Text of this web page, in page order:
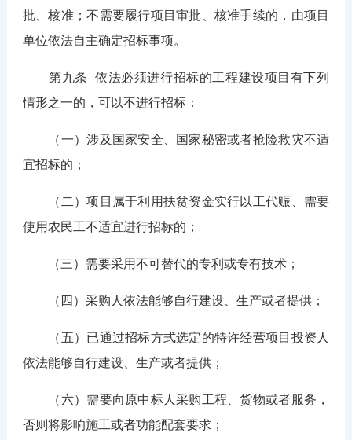
批、核准；不需要履行项目审批、核准手续的，由项目
单位依法自主确定招标事项。
第九条依法必须进行招标的工程建设项目有下列
情形之一的，可以不进行招标：
（一）涉及国家安全、国家秘密或者抢险救灾不适
宜招标的；
（二）项目属于利用扶贫资金实行以工代赈、需要
使用农民工不适宜进行招标的；
（三）需要采用不可替代的专利或专有技术；
（四）采购人依法能够自行建设、生产或者提供；
（五）已通过招标方式选定的特许经营项目投资人
依法能够自行建设、生产或者提供；
（六）需要向原中标人采购工程、货物或者服务，
否则将影响施工或者功能配套要求；